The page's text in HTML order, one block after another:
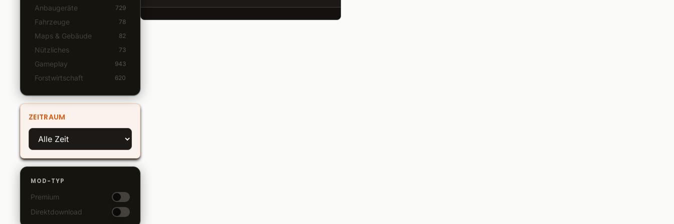
Anbaugeräte 729
Fahrzeuge 78
Maps & Gebäude 82
Nützliches 73
Gameplay 943
Forstwirtschaft 620
ZEITRAUM
MOD-TYP
Premium
Direktdownload